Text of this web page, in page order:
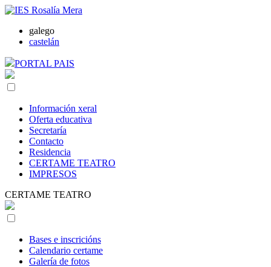
galego
castelán
PORTAL PAIS
Información xeral
Oferta educativa
Secretaría
Contacto
Residencia
CERTAME TEATRO
IMPRESOS
CERTAME TEATRO
Bases e inscricións
Calendario certame
Galería de fotos